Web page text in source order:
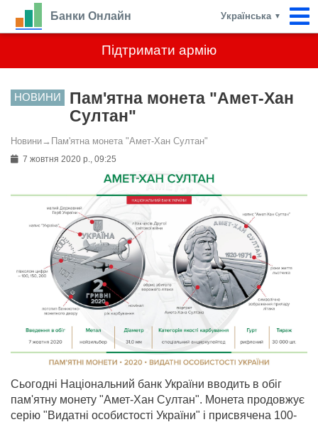
Підтримати армію
Банки Онлайн Українська ▼
НОВИНИ
Пам'ятна монета "Амет-Хан
Султан"
Новини→ Пам'ятна монета "Амет-Хан Султан"
7 жовтня 2020 р., 09:25
Сьогодні Національний банк України вводить в обіг
пам'ятну монету "Амет-Хан Султан". Монета продовжує
серію "Видатні особистості України" і присвячена 100-